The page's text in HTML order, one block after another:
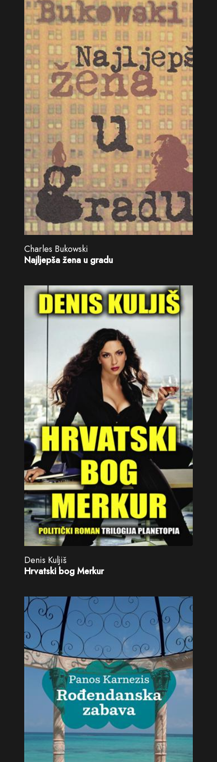
Charles Bukowski
Najljepša žena u gradu
Denis Kuljiš
Hrvatski bog Merkur